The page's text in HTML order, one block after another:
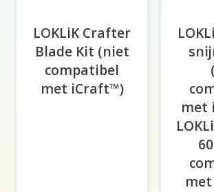
LOKLiK Crafter
Blade Kit (niet
compatibel
met iCraft™)
met